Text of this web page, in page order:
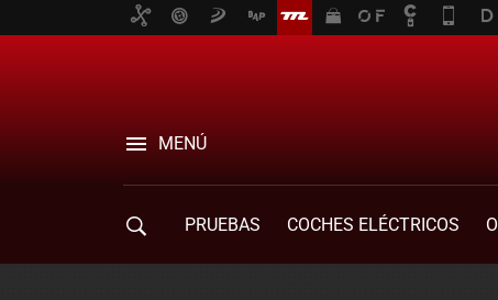
MENÚ
PRUEBAS COCHES ELÉCTRICOS